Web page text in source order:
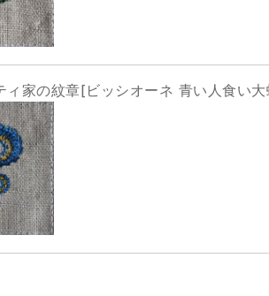
ィ家の紋章[ビッシオーネ 青い人食い